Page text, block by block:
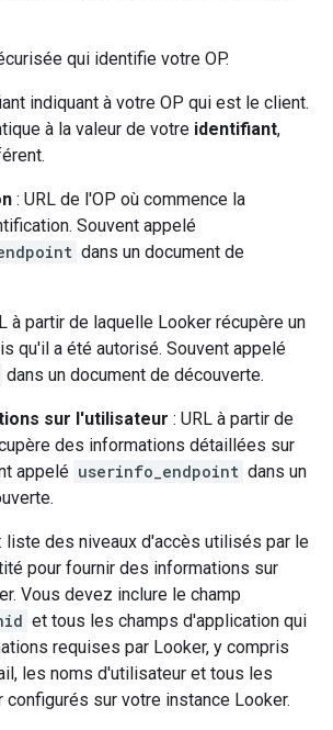
qui identifie votre OP.
indiquant à votre OP qui est le client.
à la valeur de votre identifiant,
: URL de l'OP où commence la
Souvent appelé
dans un document de
à partir de laquelle Looker récupère un
qu'il a été autorisé. Souvent appelé
dans un document de découverte.
sur l'utilisateur : URL à partir de
des informations détaillées sur
appelé userinfo_endpoint dans un
: liste des niveaux d'accès utilisés par le
pour fournir des informations sur
Vous devez inclure le champ
et tous les champs d'application qui
requises par Looker, y compris
les noms d'utilisateur et tous les
sur votre instance Looker.